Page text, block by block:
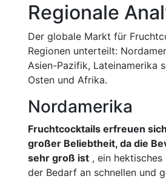
Regionale
Der globale Markt für
Regionen unterteilt:
Asien-Pazifik, Lateinamerika
Osten und Afrika.
Nordamerika
Fruchtcocktails erfreuen
großer Beliebtheit, da die
sehr groß ist , ein
der Bedarf an schnellen und